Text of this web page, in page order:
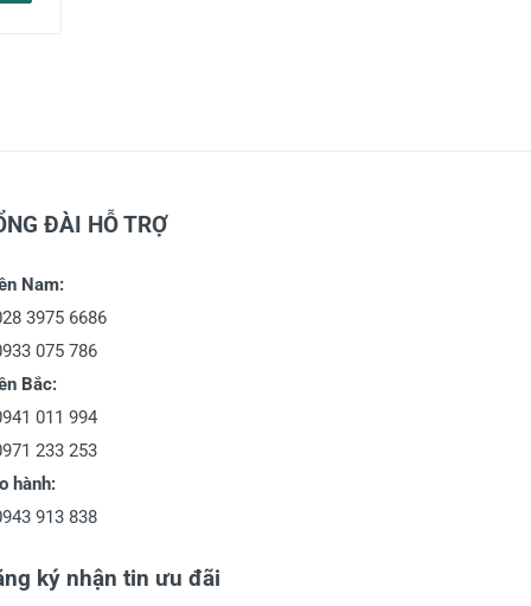
ĐÀI HỖ TRỢ
Nam:
3975 6686
075 786
Bắc:
011 994
233 253
hành:
913 838
ký nhận tin ưu đãi